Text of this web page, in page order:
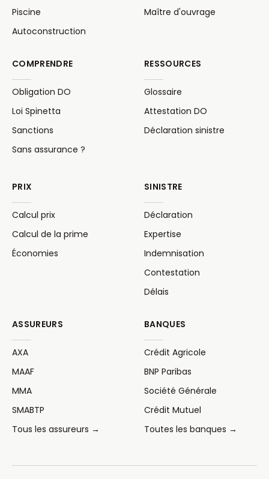
Piscine
Autoconstruction
Maître d'ouvrage
COMPRENDRE
Obligation DO
Loi Spinetta
Sanctions
Sans assurance ?
RESSOURCES
Glossaire
Attestation DO
Déclaration sinistre
PRIX
Calcul prix
Calcul de la prime
Économies
SINISTRE
Déclaration
Expertise
Indemnisation
Contestation
Délais
ASSUREURS
AXA
MAAF
MMA
SMABTP
Tous les assureurs →
BANQUES
Crédit Agricole
BNP Paribas
Société Générale
Crédit Mutuel
Toutes les banques →